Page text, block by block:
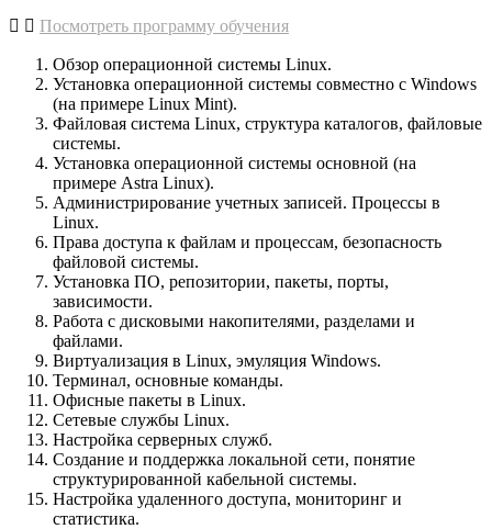
Посмотреть программу обучения
Обзор операционной системы Linux.
Установка операционной системы совместно с Windows
(на примере Linux Mint).
Файловая система Linux, структура каталогов, файловые
системы.
Установка операционной системы основной (на
примере Astra Linux).
Администрирование учетных записей. Процессы в
Linux.
Права доступа к файлам и процессам, безопасность
файловой системы.
Установка ПО, репозитории, пакеты, порты,
зависимости.
Работа с дисковыми накопителями, разделами и
файлами.
Виртуализация в Linux, эмуляция Windows.
Терминал, основные команды.
Офисные пакеты в Linux.
Сетевые службы Linux.
Настройка серверных служб.
Создание и поддержка локальной сети, понятие
структурированной кабельной системы.
Настройка удаленного доступа, мониторинг и
статистика.